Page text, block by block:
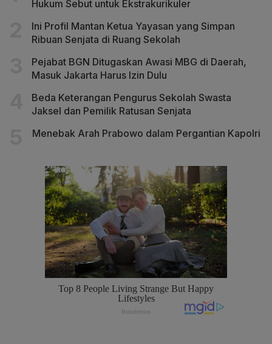
Hukum Sebut untuk Ekstrakurikuler
Ini Profil Mantan Ketua Yayasan yang Simpan
Ribuan Senjata di Ruang Sekolah
Pejabat BGN Ditugaskan Awasi MBG di Daerah,
Masuk Jakarta Harus Izin Dulu
Beda Keterangan Pengurus Sekolah Swasta
Jaksel dan Pemilik Ratusan Senjata
Menebak Arah Prabowo dalam Pergantian Kapolri